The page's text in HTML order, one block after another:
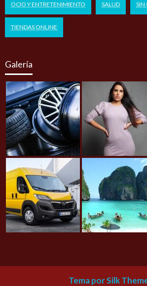
OCIO Y ENTRETENIMIENTO SALUD SIN
TIENDAS ONLINE
Galería
Tema por Silk